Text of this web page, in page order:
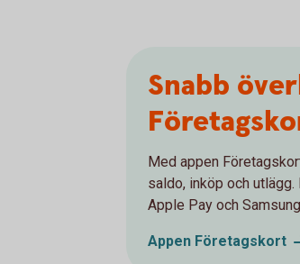
Snabb
Med appen
saldo, inköp och
Apple Pay och
Appen Företagskort